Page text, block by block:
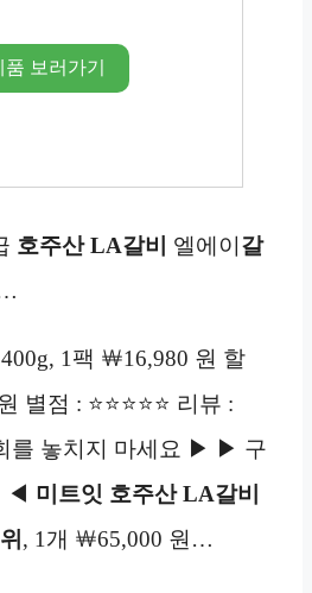
품 보러가기
호주산 LA갈비 엘에이 갈
1팩 ￦16,980 원 할
별점 : ⭐⭐⭐⭐⭐ 리뷰 :
를 놓치지 마세요 ▶ ▶ 구
◀ 미트잇 호주산 LA갈비
, 1개 ￦65,000 원…